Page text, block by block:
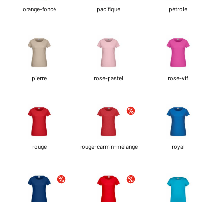
orange-foncé pacifique pétrole
pierre rose-pastel rose-vif
rouge rouge-carmin-mélange royal